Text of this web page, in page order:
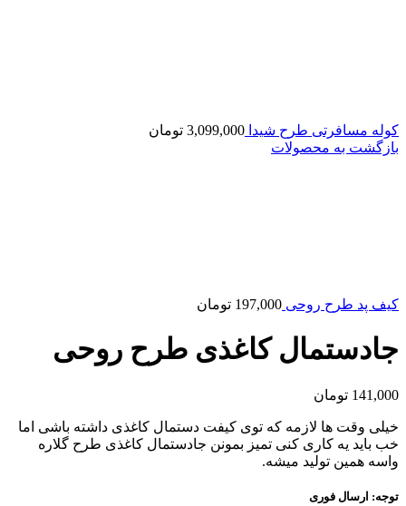
کوله مسافرتی طرح شیدا 3,099,000 تومان
بازگشت به محصولات
کیف پد طرح روحی 197,000 تومان
جادستمال کاغذی طرح روحی
141,000 تومان
خیلی وقت ها لازمه که توی کیفت دستمال کاغذی داشته باشی اما
خب باید یه کاری کنی تمیز بمونن جادستمال کاغذی طرح گلاره
واسه همین تولید میشه.
توجه: ارسال فوری